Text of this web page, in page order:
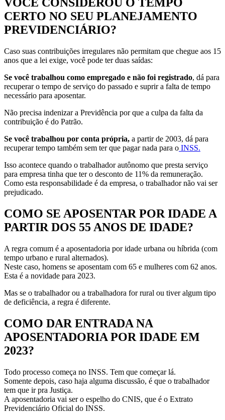
CERTO NO SEU PLANEJAMENTO
PREVIDENCIÁRIO?
Caso suas contribuições irregulares não permitam que chegue aos 15
anos que a lei exige, você pode ter duas saídas:
Se você trabalhou como empregado e não foi registrado, dá para
recuperar o tempo de serviço do passado e suprir a falta de tempo
necessário para aposentar.
Não precisa indenizar a Previdência por que a culpa da falta da
contribuição é do Patrão.
Se você trabalhou por conta própria, a partir de 2003, dá para
recuperar tempo também sem ter que pagar nada para o INSS.
Isso acontece quando o trabalhador autônomo que presta serviço
para empresa tinha que ter o desconto de 11% da remuneração.
Como esta responsabilidade é da empresa, o trabalhador não vai ser
prejudicado.
COMO SE APOSENTAR POR IDADE A
PARTIR DOS 55 ANOS DE IDADE?
A regra comum é a aposentadoria por idade urbana ou híbrida (com
tempo urbano e rural alternados).
Neste caso, homens se aposentam com 65 e mulheres com 62 anos.
Esta é a novidade para 2023.
Mas se o trabalhador ou a trabalhadora for rural ou tiver algum tipo
de deficiência, a regra é diferente.
COMO DAR ENTRADA NA
APOSENTADORIA POR IDADE EM
2023?
Todo processo começa no INSS. Tem que começar lá.
Somente depois, caso haja alguma discussão, é que o trabalhador
tem que ir pra Justiça.
A aposentadoria vai ser o espelho do CNIS, que é o Extrato
Previdenciário Oficial do INSS.